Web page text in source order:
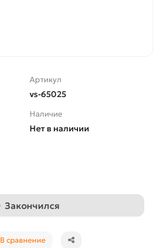
Артикул
vs-65025
Наличие
Нет в наличии
Закончился
В сравнение